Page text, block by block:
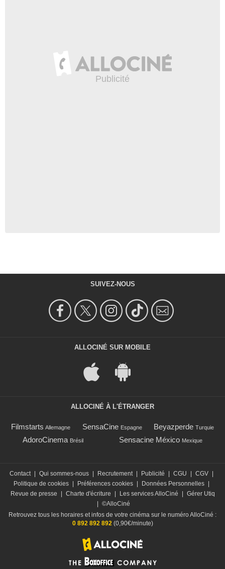
SUIVEZ-NOUS
ALLOCINÉ SUR MOBILE
ALLOCINÉ À L'ÉTRANGER
Filmstarts Allemagne SensaCine Espagne Beyazperde Turquie
AdoroCinema Brésil Sensacine México Mexique
Contact Qui sommes-nous Recrutement Publicité CGU CGV
Politique de cookies
Préférences cookies Données Personnelles
Revue de presse
Charte d'écriture Les services AlloCiné
Gérer Utiq
©AlloCiné
Retrouvez tous les horaires et infos de votre cinéma sur le numéro AlloCiné :
0 892 892 892(0,90€/minute)